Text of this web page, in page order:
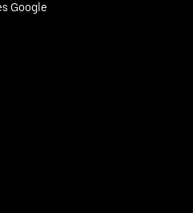
Google